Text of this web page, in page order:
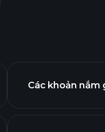
Các khoản nắm